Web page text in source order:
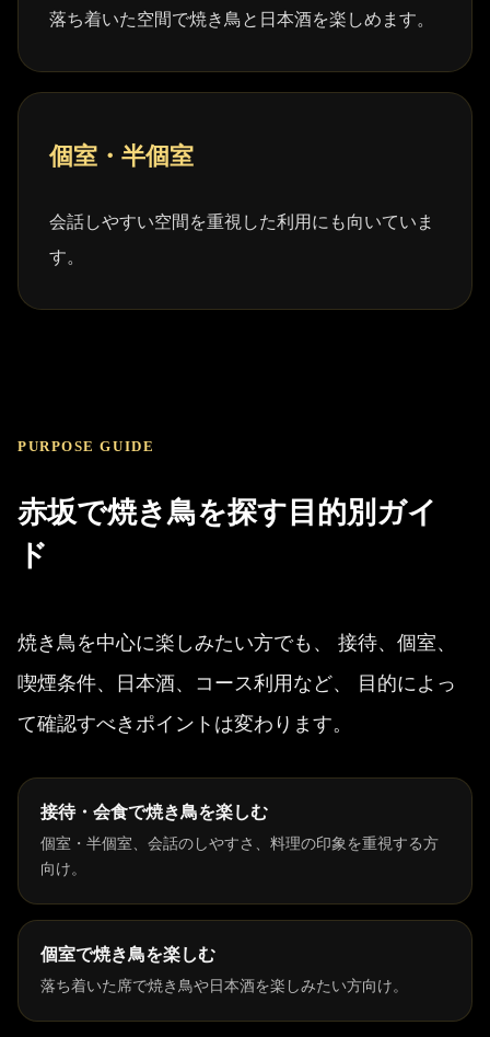
落ち着いた空間で焼き鳥と日本酒を楽しめます。
個室・半個室
会話しやすい空間を重視した利用にも向いていま
す。
PURPOSE GUIDE
赤坂で焼き鳥を探す目的別ガイ
ド
焼き鳥を中心に楽しみたい方でも、 接待、個室、
喫煙条件、日本酒、コース利用など、 目的によっ
て確認すべきポイントは変わります。
接待・会食で焼き鳥を楽しむ
個室・半個室、会話のしやすさ、料理の印象を重視する方
向け。
個室で焼き鳥を楽しむ
落ち着いた席で焼き鳥や日本酒を楽しみたい方向け。